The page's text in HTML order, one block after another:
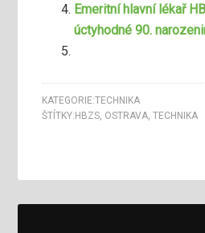
Emeritní hlavní lékař
úctyhodné 90.
KATEGORIE:TECHNIKA
ŠTÍTKY: HBZS, OSTRAVA,TECHNIKA